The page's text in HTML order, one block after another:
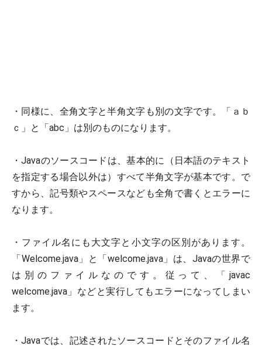
・同様に、全角文字と半角文字も別の文字です。「ａｂ
ｃ」と「abc」は別のものになります。
・Javaのソースコードは、基本的に（日本語のテキスト
を指定する場合以外は）すべて半角文字が基本です。で
すから、記号類やスペースなども全角で書くとエラーに
なります。
・ファイル名にも大文字と小文字の区別があります。
「Welcome.java」と「welcome.java」は、Javaの世界で
は別のファイルなのです。従って、「javac
welcome.java」などと実行してもエラーになってしまい
ます。
・Javaでは、記述されたソースコードとそのファイル名